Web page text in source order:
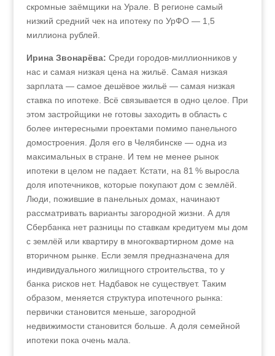
скромные заёмщики на Урале. В регионе самый
низкий средний чек на ипотеку по УрФО — 1,5
миллиона рублей.
Ирина Звонарёва: Среди городов‑миллионников у
нас и самая низкая цена на жильё. Самая низкая
зарплата — самое дешёвое жильё — самая низкая
ставка по ипотеке. Всё связывается в одно целое. При
этом застройщики не готовы заходить в область с
более интересными проектами помимо панельного
домостроения. Доля его в Челябинске — одна из
максимальных в стране. И тем не менее рынок
ипотеки в целом не падает. Кстати, на 81 % выросла
доля ипотечников, которые покупают дом с землёй.
Люди, пожившие в панельных домах, начинают
рассматривать варианты загородной жизни. А для
Сбербанка нет разницы по ставкам кредитуем мы дом
с землёй или квартиру в многоквартирном доме на
вторичном рынке. Если земля предназначена для
индивидуального жилищного строительства, то у
банка рисков нет. Надбавок не существует. Таким
образом, меняется структура ипотечного рынка:
первички становится меньше, загородной
недвижимости становится больше. А доля семейной
ипотеки пока очень мала.